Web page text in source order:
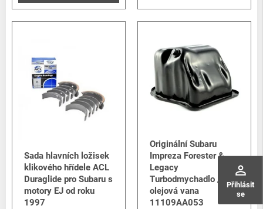
perm_identity
Přihlásit
se
Sada hlavních ložisek
klikového hřídele ACL
Duraglide pro Subaru s
motory EJ od roku
1997
Originální Subaru
Impreza Forester &
Legacy
Turbodmychadlo /
olejová vana
11109AA053